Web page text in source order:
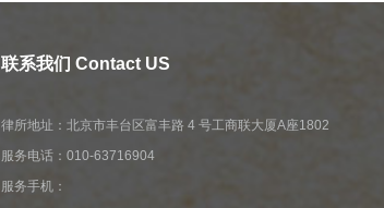
联系我们 Contact US
律所地址：北京市丰台区富丰路 4 号工商联大厦A座1802
服务电话：010-63716904
服务手机：